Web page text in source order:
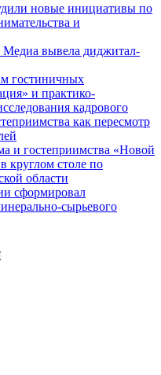
новые инициативы по
и
Медиа вывела диджитал-
гостиничных
и практико-
кадрового
как пересмотр
и гостеприимства «Новой
круглом столе по
области
сформировал
сырьевого